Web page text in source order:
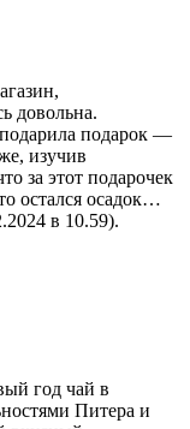
довольна.
подарок —
изучив
за этот подарочек
остался осадок…
в 10.59).
год чай в
Питера и